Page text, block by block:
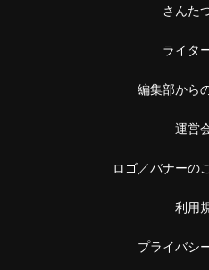
さんた
ライタ
編集部から
運営
ロゴ／バナーの
利用
プライバシ